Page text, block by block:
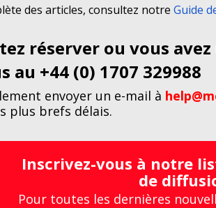
des articles, consultez notre Guide
réserver ou vous
au +44 (0) 1707 329988
envoyer un e-mail à
plus brefs délais.
Inscrivez-vous à notre
de
Pour toutes les dernières